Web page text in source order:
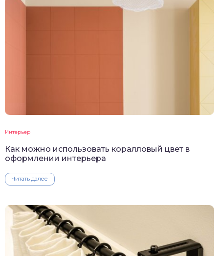
Интерьер
Как можно использовать коралловый цвет в
оформлении интерьера
Читать далее